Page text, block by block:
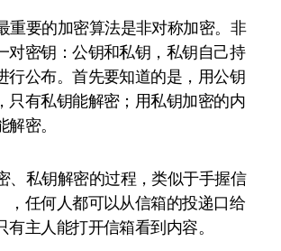
重要的加密算法是非对称加密。非
对密钥：公钥和私钥，私钥自己持
行公布。首先要知道的是，用公钥
只有私钥能解密；用私钥加密的内
密。
、私钥解密的过程，类似于手握信
，任何人都可以从信箱的投递口给
主人能打开信箱看到内容。